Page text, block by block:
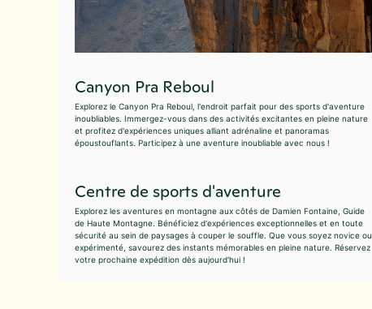
Canyon Pra Reboul
Explorez le Canyon Pra Reboul, l'endroit parfait pour des sports d'aventure
inoubliables. Immergez-vous dans des activités excitantes en pleine nature
et profitez d'expériences uniques alliant adrénaline et panoramas
époustouflants. Participez à une aventure inoubliable avec nous !
Centre de sports d'aventure
Explorez les aventures en montagne aux côtés de Damien Fontaine, Guide
de Haute Montagne. Bénéficiez d'expériences exceptionnelles et en toute
sécurité au sein de paysages à couper le souffle. Que vous soyez novice ou
expérimenté, savourez des instants mémorables en pleine nature. Réservez
votre prochaine expédition dès aujourd'hui !